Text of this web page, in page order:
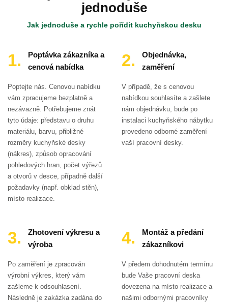
jednoduše
Jak jednoduše a rychle pořídit kuchyňskou desku
Poptávka zákazníka a
cenová nabídka
Poptejte nás. Cenovou nabídku
vám zpracujeme bezplatně a
nezávazně. Potřebujeme znát
tyto údaje: představu o druhu
materiálu, barvu, přibližné
rozměry kuchyňské desky
(nákres), způsob opracování
pohledových hran, počet výřezů
a otvorů v desce, případně další
požadavky (např. obklad stěn),
místo realizace.
Objednávka,
zaměření
V případě, že s cenovou
nabídkou souhlasíte a zašlete
nám objednávku, bude po
instalaci kuchyňského nábytku
provedeno odborné zaměření
vaší pracovní desky.
Zhotovení výkresu a
výroba
Po zaměření je zpracován
výrobní výkres, který vám
zašleme k odsouhlasení.
Následně je zakázka zadána do
Montáž a předání
zákazníkovi
V předem dohodnutém termínu
bude Vaše pracovní deska
dovezena na místo realizace a
našimi odbornými pracovníky